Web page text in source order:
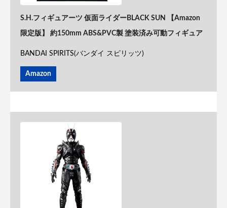
S.H.フィギュアーツ 仮面ライダーBLACK SUN 【Amazon
限定版】 約150mm ABS&PVC製 塗装済み可動フィギュア
BANDAI SPIRITS(バンダイ スピリッツ)
Amazon